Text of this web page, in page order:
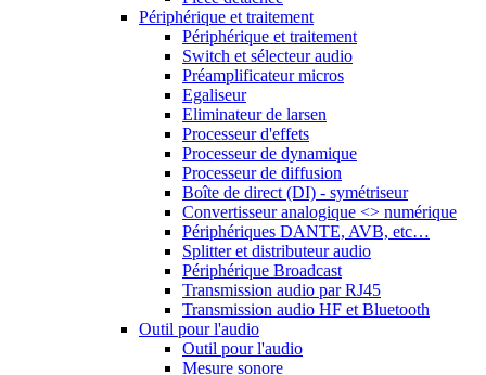
Périphérique et traitement
Périphérique et traitement
Switch et sélecteur audio
Préamplificateur micros
Egaliseur
Eliminateur de larsen
Processeur d'effets
Processeur de dynamique
Processeur de diffusion
Boîte de direct (DI) - symétriseur
Convertisseur analogique <> numérique
Périphériques DANTE, AVB, etc…
Splitter et distributeur audio
Périphérique Broadcast
Transmission audio par RJ45
Transmission audio HF et Bluetooth
Outil pour l'audio
Outil pour l'audio
Mesure sonore